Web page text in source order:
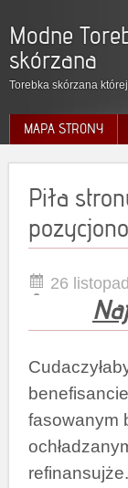
Modne
skórzana
Torebka skórzana
MAPA STRONY
Piła
26
fasowanym